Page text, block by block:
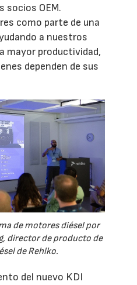
socios OEM.
como parte de una
a nuestros
mayor productividad,
dependen de sus
de motores diésel por
director de producto de
de Rehlko.
del nuevo KDI